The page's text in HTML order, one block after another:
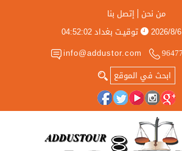
من نحن إتصل بنا
2026/8/6 توقيـت بغداد04:52:02
info@addustor.com